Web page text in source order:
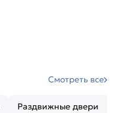
Смотреть все
Раздвижные двери